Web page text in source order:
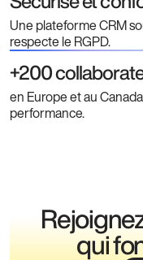
Une plateforme CRM
respecte le RGPD.
+200
en Europe et au
performance.
qui